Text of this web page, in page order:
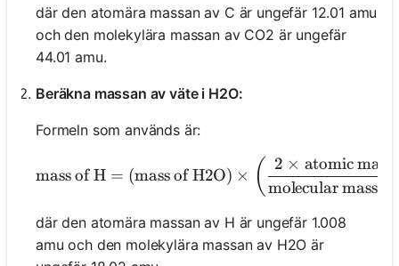
där den atomära massan av C är ungefär 12.01 amu
och den molekylära massan av CO2 är ungefär
44.01 amu.
Beräkna massan av väte i H2O:
Formeln som används är:
\text{mass of H} =
mass of H = (mass of H2O) × ( molecular mass
2 × atomic mass
där den atomära massan av H är ungefär 1.008
amu och den molekylära massan av H2O är